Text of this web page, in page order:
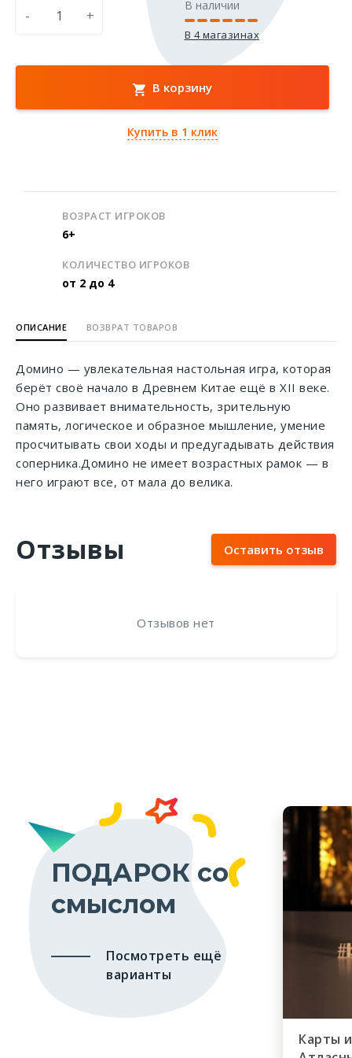
- +
В наличии
В 4 магазинах
В корзину
Купить в 1 клик
ВОЗРАСТ ИГРОКОВ
6+
КОЛИЧЕСТВО ИГРОКОВ
от 2 до 4
ОПИСАНИЕ ВОЗВРАТ ТОВАРОВ
Домино — увлекательная настольная игра, которая
берёт своё начало в Древнем Китае ещё в XII веке.
Оно развивает внимательность, зрительную
память, логическое и образное мышление, умение
просчитывать свои ходы и предугадывать действия
соперника.Домино не имеет возрастных рамок — в
него играют все, от мала до велика.
Отзывы Оставить отзыв
Отзывов нет
ПОДАРОК со
смыслом
Посмотреть ещё
варианты
Карты